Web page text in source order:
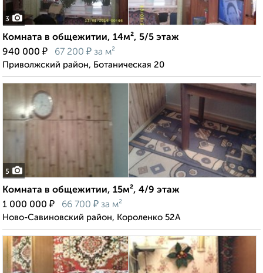
3
Комната в общежитии, 14м², 5/5 этаж
940 000 ₽ 67 200 ₽ за м²
Приволжский район, Ботаническая 20
5
Комната в общежитии, 15м², 4/9 этаж
1 000 000 ₽ 66 700 ₽ за м²
Ново-Савиновский район, Короленко 52А